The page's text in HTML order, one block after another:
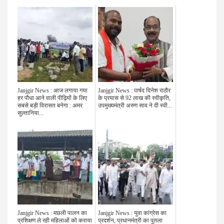
Janjgir News : आज लगाया गया
हर पौधा आने वाली पीढ़ियों के लिए
सबसे बड़ी विरासत बनेगा : अमर
सुल्तानिया...
Janjgir News : पार्षद दिनेश राठौर
के प्रयास से 92 लाख की स्वीकृति,
उपमुख्यमंत्री अरुण साव ने दी स्वी...
Janjgir News : मछली पालन का
प्रशिक्षण ले रही महिलाओं को कराया
Janjgir News : युवा कांग्रेस का
प्रदर्शन, प्रधानमंत्री का पुतला